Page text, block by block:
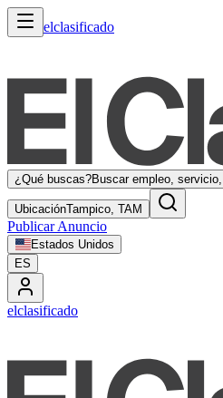
elclasificado
¿Qué buscas?Buscar empleo,
UbicaciónTampico, TAM
Publicar Anuncio
Estados Unidos
ES
elclasificado